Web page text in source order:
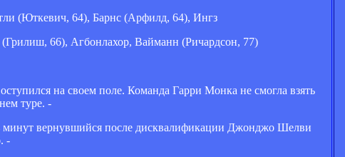
(Юткевич, 64), Барнс (Арфилд, 64), Ингз
66), Агбонлахор, Вайманн (Ричардсон, 77)
на своем поле. Команда Гарри Монка не смогла взять
туре. -
минут вернувшийся после дисквалификации Джонджо Шелви
-